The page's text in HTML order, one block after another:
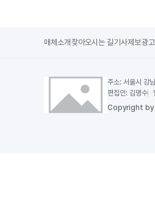
매체소개 찾아오시는 길기사제보광
주소:서울시 강
편집인: 김명수
Copyright by